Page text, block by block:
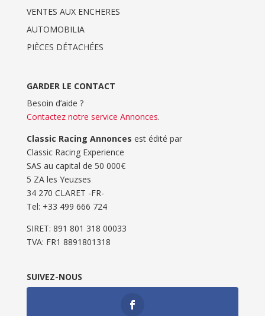
VENTES AUX ENCHERES
AUTOMOBILIA
PIÈCES DÉTACHÉES
GARDER LE CONTACT
Besoin d’aide ?
Contactez notre service Annonces.
Classic Racing Annonces est édité par
Classic Racing Experience
SAS au capital de 50 000€
5 ZA les Yeuzses
34 270 CLARET -FR-
Tel: ‭+33 499 666 724‬
SIRET: 891 801 318 00033
TVA: FR1 8891801318
SUIVEZ-NOUS